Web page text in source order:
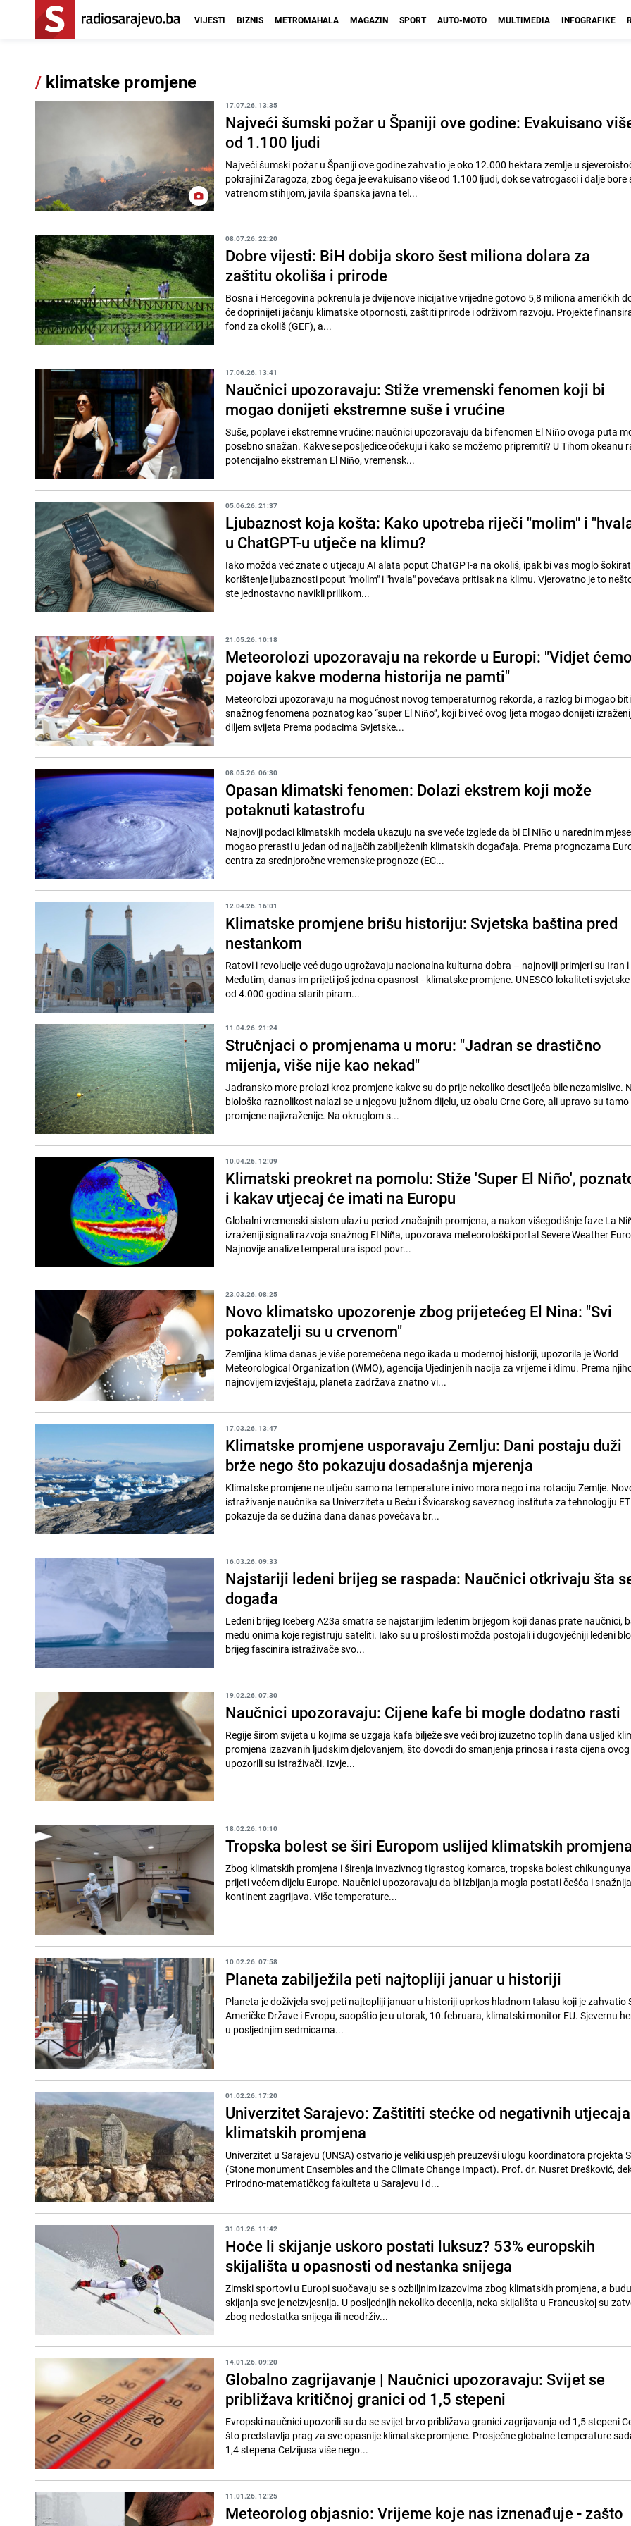
VIJESTI BIZNIS METROMAHALA MAGAZIN SPORT AUTO-MOTO MULTIMEDIA INFOGRAFIKE
/ klimatske promjene
17.07.26. 13:35
Najveći šumski požar u Španiji ove godine: Evakuisano
od 1.100 ljudi
Najveći šumski požar u Španiji ove godine zahvatio je oko 12.000 hektara zemlje u
pokrajini Zaragoza, zbog čega je evakuisano više od 1.100 ljudi, dok se vatrogasci i dalje bore
vatrenom stihijom, javila španska javna tel...
08.07.26. 22:20
Dobre vijesti: BiH dobija skoro šest miliona dolara za
zaštitu okoliša i prirode
Bosna i Hercegovina pokrenula je dvije nove inicijative vrijedne gotovo 5,8 miliona američkih
će doprinijeti jačanju klimatske otpornosti, zaštiti prirode i održivom razvoju. Projekte
fond za okoliš (GEF), a...
17.06.26. 13:41
Naučnici upozoravaju: Stiže vremenski fenomen koji bi
mogao donijeti ekstremne suše i vrućine
Suše, poplave i ekstremne vrućine: naučnici upozoravaju da bi fenomen El Niño ovoga puta
posebno snažan. Kakve se posljedice očekuju i kako se možemo pripremiti? U Tihom okeanu
potencijalno ekstreman El Niño, vremensk...
05.06.26. 21:37
Ljubaznost koja košta: Kako upotreba riječi "molim" i
u ChatGPT-u utječe na klimu?
Iako možda već znate o utjecaju AI alata poput ChatGPT-a na okoliš, ipak bi vas moglo
korištenje ljubaznosti poput "molim" i "hvala" povećava pritisak na klimu. Vjerovatno je to
ste jednostavno navikli prilikom...
21.05.26. 10:18
Meteorolozi upozoravaju na rekorde u Europi: "Vidjet ćemo
pojave kakve moderna historija ne pamti"
Meteorolozi upozoravaju na mogućnost novog temperaturnog rekorda, a razlog bi mogao
snažnog fenomena poznatog kao “super El Niño”, koji bi već ovog ljeta mogao donijeti
diljem svijeta Prema podacima Svjetske...
08.05.26. 06:30
Opasan klimatski fenomen: Dolazi ekstrem koji može
potaknuti katastrofu
Najnoviji podaci klimatskih modela ukazuju na sve veće izglede da bi El Niño u narednim
mogao prerasti u jedan od najjačih zabilježenih klimatskih događaja. Prema prognozama
centra za srednjoročne vremenske prognoze (EC...
12.04.26. 16:01
Klimatske promjene brišu historiju: Svjetska baština pred
nestankom
Ratovi i revolucije već dugo ugrožavaju nacionalna kulturna dobra – najnoviji primjeri su Iran i
Međutim, danas im prijeti još jedna opasnost - klimatske promjene. UNESCO lokaliteti
od 4.000 godina starih piram...
11.04.26. 21:24
Stručnjaci o promjenama u moru: "Jadran se drastično
mijenja, više nije kao nekad"
Jadransko more prolazi kroz promjene kakve su do prije nekoliko desetljeća bile nezamislive.
biološka raznolikost nalazi se u njegovu južnom dijelu, uz obalu Crne Gore, ali upravo su
promjene najizraženije. Na okruglom s...
10.04.26. 12:09
Klimatski preokret na pomolu: Stiže 'Super El Niño',
i kakav utjecaj će imati na Europu
Globalni vremenski sistem ulazi u period značajnih promjena, a nakon višegodišnje faze La
izraženiji signali razvoja snažnog El Niña, upozorava meteorološki portal Severe Weather
Najnovije analize temperatura ispod povr...
23.03.26. 08:25
Novo klimatsko upozorenje zbog prijetećeg El Nina: "Svi
pokazatelji su u crvenom"
Zemljina klima danas je više poremećena nego ikada u modernoj historiji, upozorila je World
Meteorological Organization (WMO), agencija Ujedinjenih nacija za vrijeme i klimu. Prema
najnovijem izvještaju, planeta zadržava znatno vi...
17.03.26. 13:47
Klimatske promjene usporavaju Zemlju: Dani postaju duži
brže nego što pokazuju dosadašnja mjerenja
Klimatske promjene ne utječu samo na temperature i nivo mora nego i na rotaciju Zemlje.
istraživanje naučnika sa Univerziteta u Beču i Švicarskog saveznog instituta za tehnologiju
pokazuje da se dužina dana danas povećava br...
16.03.26. 09:33
Najstariji ledeni brijeg se raspada: Naučnici otkrivaju šta
događa
Ledeni brijeg Iceberg A23a smatra se najstarijim ledenim brijegom koji danas prate naučnici,
među onima koje registruju sateliti. Iako su u prošlosti možda postojali i dugovječniji ledeni
brijeg fascinira istraživače svo...
19.02.26. 07:30
Naučnici upozoravaju: Cijene kafe bi mogle dodatno rasti
Regije širom svijeta u kojima se uzgaja kafa bilježe sve veći broj izuzetno toplih dana usljed
promjena izazvanih ljudskim djelovanjem, što dovodi do smanjenja prinosa i rasta cijena
upozorili su istraživači. Izvje...
18.02.26. 10:10
Tropska bolest se širi Europom uslijed klimatskih promjena
Zbog klimatskih promjena i širenja invazivnog tigrastog komarca, tropska bolest
prijeti većem dijelu Europe. Naučnici upozoravaju da bi izbijanja mogla postati češća i
kontinent zagrijava. Više temperature...
10.02.26. 07:58
Planeta zabilježila peti najtopliji januar u historiji
Planeta je doživjela svoj peti najtopliji januar u historiji uprkos hladnom talasu koji je zahvatio
Američke Države i Evropu, saopštio je u utorak, 10.februara, klimatski monitor EU. Sjevernu
u posljednjim sedmicama...
01.02.26. 17:20
Univerzitet Sarajevo: Zaštititi stećke od negativnih utjecaja
klimatskih promjena
Univerzitet u Sarajevu (UNSA) ostvario je veliki uspjeh preuzevši ulogu koordinatora projekta
(Stone monument Ensembles and the Climate Change Impact). Prof. dr. Nusret Drešković,
Prirodno-matematičkog fakulteta u Sarajevu i d...
31.01.26. 11:42
Hoće li skijanje uskoro postati luksuz? 53% europskih
skijališta u opasnosti od nestanka snijega
Zimski sportovi u Europi suočavaju se s ozbiljnim izazovima zbog klimatskih promjena, a
skijanja sve je neizvjesnija. U posljednjih nekoliko decenija, neka skijališta u Francuskoj su
zbog nedostatka snijega ili neodrživ...
14.01.26. 09:20
Globalno zagrijavanje | Naučnici upozoravaju: Svijet se
približava kritičnoj granici od 1,5 stepeni
Evropski naučnici upozorili su da se svijet brzo približava granici zagrijavanja od 1,5 stepeni
što predstavlja prag za sve opasnije klimatske promjene. Prosječne globalne temperature
1,4 stepena Celzijusa više nego...
11.01.26. 12:25
Meteorolog objasnio: Vrijeme koje nas iznenađuje - zašto